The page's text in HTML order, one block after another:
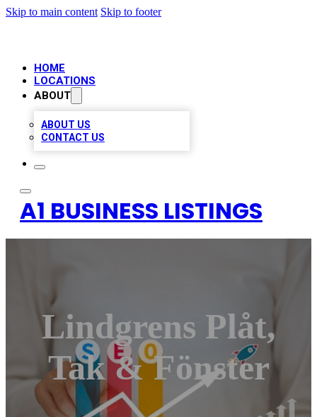
Skip to main content Skip to footer
HOME
LOCATIONS
ABOUT
ABOUT US
CONTACT US
A1 BUSINESS LISTINGS
Lindgrens Plåt,
Tak & Fönster